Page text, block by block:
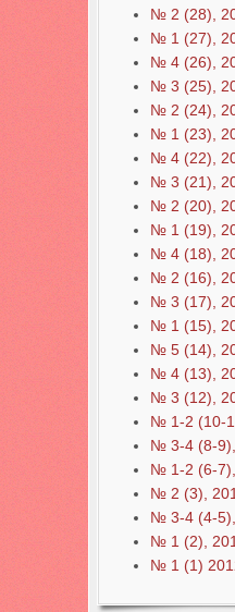
№ 2 (28),
№ 1 (27),
№ 4 (26),
№ 3 (25),
№ 2 (24),
№ 1 (23),
№ 4 (22),
№ 3 (21),
№ 2 (20),
№ 1 (19),
№ 4 (18),
№ 2 (16),
№ 3 (17),
№ 1 (15),
№ 5 (14),
№ 4 (13),
№ 3 (12),
№ 1-2 (10-
№ 3-4 (8-
№ 1-2 (6-
№ 2 (3),
№ 3-4 (4-
№ 1 (2),
№ 1 (1)